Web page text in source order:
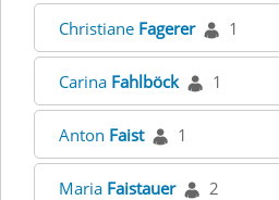
Christiane Fagerer 1
Carina Fahlböck 1
Anton Faist 1
Maria Faistauer 2